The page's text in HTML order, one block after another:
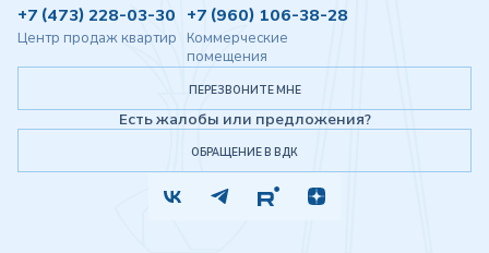
+7 (473) 228-03-30
Центр продаж квартир
+7 (960) 106-38-28
Коммерческие
помещения
ПЕРЕЗВОНИТЕ МНЕ
Есть жалобы или предложения?
ОБРАЩЕНИЕ В ВДК